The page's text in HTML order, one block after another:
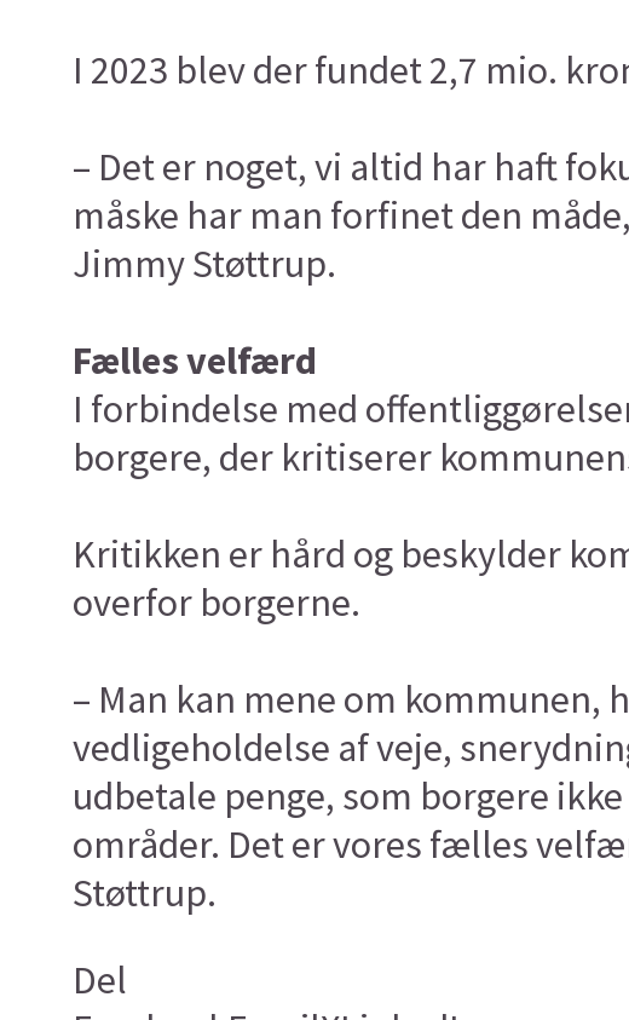
I 2023 blev der fundet 2,7 mio.
– Det er noget, vi altid har haft
måske har man forfinet den
Jimmy Støttrup.
Fælles velfærd
I forbindelse med
borgere, der kritiserer
Kritikken er hård og beskylder
overfor borgerne.
– Man kan mene om kommunen,
vedligeholdelse af veje,
udbetale penge, som borgere
områder. Det er vores fælles
Støttrup.
Del